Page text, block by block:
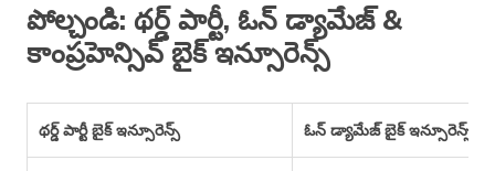
పోల్చండి: థర్డ్ పార్టీ, ఓన్ డ్యామేజ్ &
కాంప్రహెన్సివ్ బైక్ ఇన్సూరెన్స్
థర్డ్ పార్టీ బైక్ ఇన్సూరెన్స్ ఓన్ డ్యామేజ్ బైక్ ఇన్సూరెన్స్